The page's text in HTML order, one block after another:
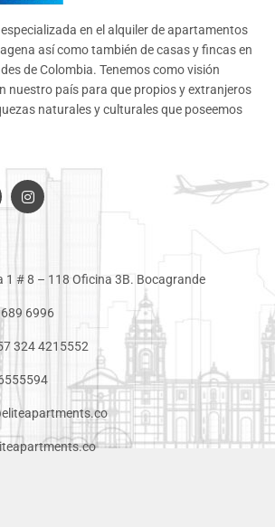
en el alquiler de apartamentos
así como también de casas y fincas en
de Colombia. Tenemos como visión
nuestro país para que propios y extranjeros
naturales y culturales que poseemos
1 # 8 – 118 Oficina 3B. Bocagrande
6996
324 4215552